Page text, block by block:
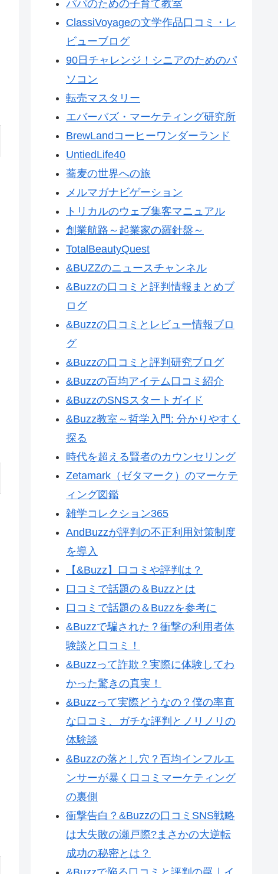
パパのための子育て教室
ClassiVoyageの文学作品口コミ・レ
ビューブログ
90日チャレンジ！シニアのためのパ
ソコン
転売マスタリー
エバーバズ・マーケティング研究所
BrewLandコーヒーワンダーランド
UntiedLife40
蕎麦の世界への旅
メルマガナビゲーション
トリカルのウェブ集客マニュアル
創業航路～起業家の羅針盤～
TotalBeautyQuest
&BUZZのニュースチャンネル
&Buzzの口コミと評判情報まとめブ
ログ
&Buzzの口コミとレビュー情報ブロ
グ
&Buzzの口コミと評判研究ブログ
&Buzzの百均アイテム口コミ紹介
&BuzzのSNSスタートガイド
&Buzz教室～哲学入門: 分かりやすく
探る
時代を超える賢者のカウンセリング
Zetamark（ゼタマーク）のマーケテ
ィング図鑑
雑学コレクション365
AndBuzzが評判の不正利用対策制度
を導入
【&Buzz】口コミや評判は？
口コミで話題の＆Buzzとは
口コミで話題の＆Buzzを参考に
&Buzzで騙された？衝撃の利用者体
験談と口コミ！
&Buzzって詐欺？実際に体験してわ
かった驚きの真実！
&Buzzって実際どうなの？僕の率直
な口コミ、ガチな評判とノリノリの
体験談
&Buzzの落とし穴？百均インフルエ
ンサーが暴く口コミマーケティング
の裏側
衝撃告白？&Buzzの口コミSNS戦略
は大失敗の瀬戸際?まさかの大逆転
成功の秘密とは？